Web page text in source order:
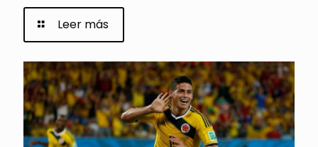
Leer más